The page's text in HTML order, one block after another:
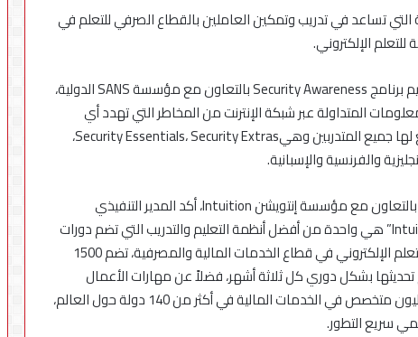
التي تساعد في تدريب وتمكين العاملين بالقطاع الصرفي للتعلم في
الإلكتروني.
وأشاد عبد العزيز نصير بالاتفاقية التي تم توقيعها لتقديم برنامج Security Awareness بالتعاون مع مؤسسة SANS الدولية،
المتداولة عبر شبكة الإنترنت من المخاطر التي تهدد أي
مؤسسة – يضم ثلاثة مسارات أساسية يمكن أن يخضع لها جميع المتدربين وهيSecurity Essentials، Security Extras،
وعن منصة التعلم الإلكتروني الجديدة التي تم توفيرها بالتعاون مع مؤسسة إنتويشن Intuition، أكد المدير التنفيذي
للمعهد المصرفي المصري أن منصة “Intuition Know How” هي واحدة من أفضل أنظمة التعليم والتدريب التي تضم دورات
تعليمية مختلفة فضلاً عن أكبر مكتبة واسعة النطاق للتعلم الإلكتروني في قطاع الخدمات المالية والمصرفية، تضم 1500
من 500 ساعة تدريبية يتم تحديثها بشكل دوري كل ثلاثة أشهر، فضلاً عن مهارات الأعمال
المهنية المتخصصة، التي تصل سنوياً إلى أكثر من 1.5 مليون متخصص في الخدمات المالية في أكثر من 140 دولة حول العالم،
سريع التطور.